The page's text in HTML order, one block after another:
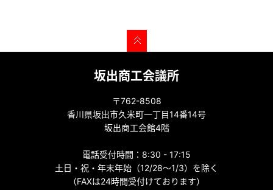
坂出商工会議所
〒762-8508
香川県坂出市久米町一丁目14番14号
坂出商工会館4階
電話受付時間：8:30 - 17:15
土日・祝・年末年始（12/28～1/3）を除く
（FAXは24時間受付けております）